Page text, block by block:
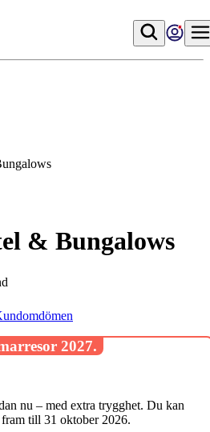
& Bungalows
2027.
nu – med extra trygghet. Du kan
till 31 oktober 2026.